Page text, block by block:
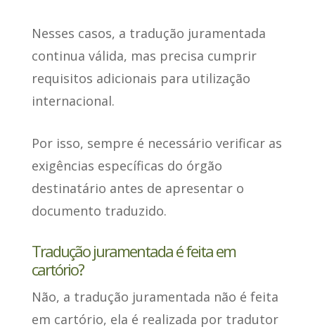
Nesses casos, a tradução juramentada
continua válida, mas precisa cumprir
requisitos adicionais para utilização
internacional.
Por isso, sempre é necessário verificar as
exigências específicas do órgão
destinatário antes de apresentar o
documento traduzido.
Tradução juramentada é feita em
cartório?
Não, a tradução juramentada não é feita
em cartório, ela é realizada por tradutor